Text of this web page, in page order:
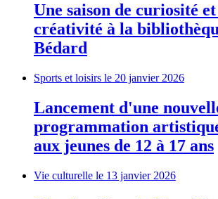
Une saison de curiosité et
créativité à la
Bédard
Sports et loisirs le 20 janvier 2026
Lancement d'une
programmation
aux jeunes de 12 à 17 ans
Vie culturelle le 13 janvier 2026